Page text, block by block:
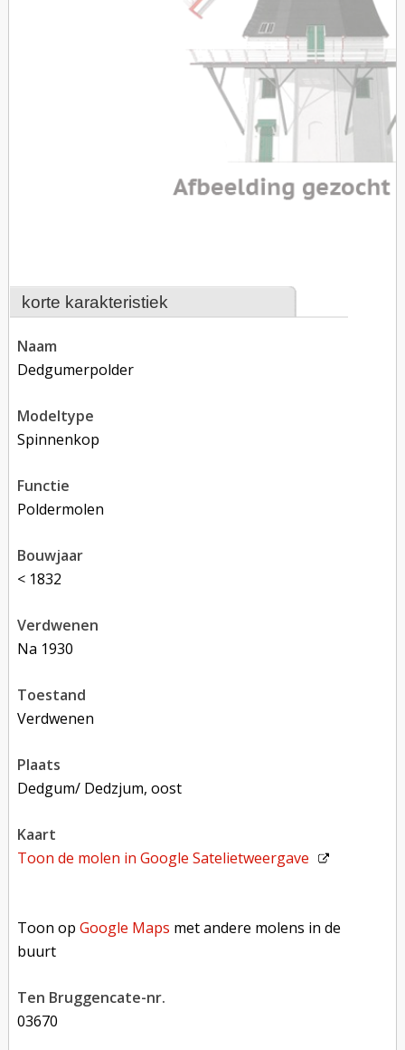
korte karakteristiek
naam
Dedgumerpolder
modeltype
Spinnenkop
functie
poldermolen
bouwjaar
< 1832
verdwenen
na 1930
toestand
verdwenen
plaats
Dedgum/ Dedzjum, oost
kaart
Toon de molen inGoogle Satelietweergave
Toon opGoogle Maps met andere molens in de
buurt
Ten Bruggencate-nr.
03670